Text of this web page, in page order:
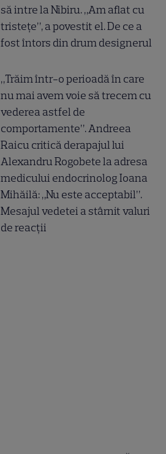
să intre la Nibiru. „Am aflat cu
tristețe”, a povestit el. De ce a
fost întors din drum designerul
„Trăim într-o perioadă în care
nu mai avem voie să trecem cu
vederea astfel de
comportamente”. Andreea
Raicu critică derapajul lui
Alexandru Rogobete la adresa
medicului endocrinolog Ioana
Mihăilă: „Nu este acceptabil”.
Mesajul vedetei a stârnit valuri
de reacții